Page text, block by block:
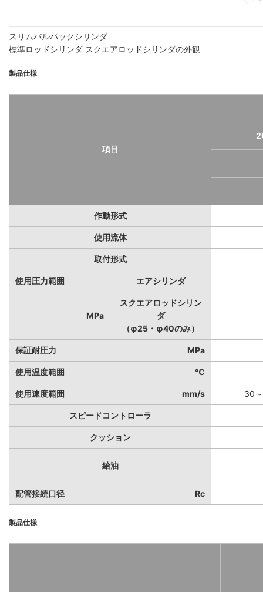
スリムバルパックシリンダ
標準ロッドシリンダ スクエアロッドシリンダの外観
製品仕様
項目
作動形式
使用流体
取付形式
使用圧力範囲 エアシリンダ
MPa
スクエアロッドシリン
ダ
（φ25・φ40のみ）
保証耐圧力 MPa
使用温度範囲 ℃
使用速度範囲 mm/s 30
スピードコントローラ
クッション
給油
配管接続口径 Rc
製品仕様